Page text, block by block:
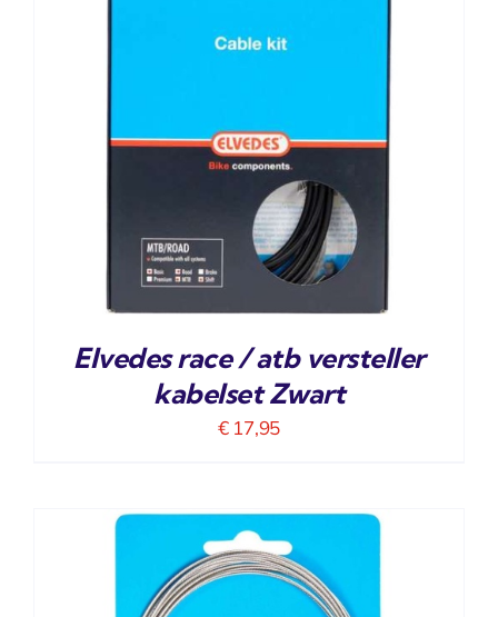
Elvedes race / atb versteller
kabelset Zwart
€17,95